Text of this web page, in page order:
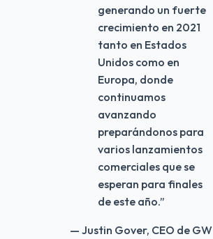
generando un fuerte
crecimiento en 2021
tanto en Estados
Unidos como en
Europa, donde
continuamos
avanzando
preparándonos para
varios lanzamientos
comerciales que se
esperan para finales
de este año.”
— Justin Gover, CEO de GW